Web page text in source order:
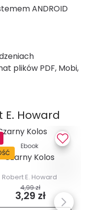
ANDROID
plików PDF, Mobi,
E. Howard
Ebook
Czarny Kolos
Robert E. Howard
4,99 zł
3,29 zł